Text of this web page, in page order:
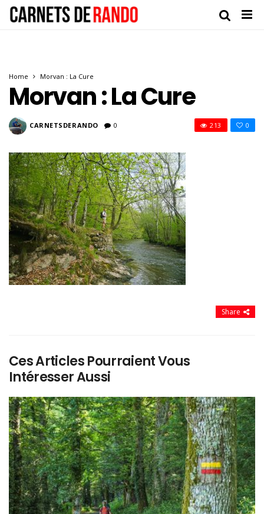
Home Morvan : La Cure
Morvan : La Cure
CARNETSDERANDO 0 0
213
Share
Ces Articles Pourraient Vous
Intéresser Aussi